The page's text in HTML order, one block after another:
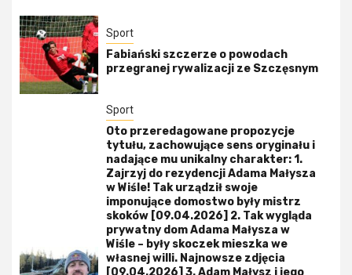
Sport
Fabiański szczerze o powodach
przegranej rywalizacji ze Szczęsnym
Sport
Oto przeredagowane propozycje
tytułu, zachowujące sens oryginału i
nadające mu unikalny charakter: 1.
Zajrzyj do rezydencji Adama Małysza
w Wiśle! Tak urządził swoje
imponujące domostwo były mistrz
skoków [09.04.2026] 2. Tak wygląda
prywatny dom Adama Małysza w
Wiśle – były skoczek mieszka we
własnej willi. Najnowsze zdjęcia
[09.04.2026] 3. Adam Małysz i jego